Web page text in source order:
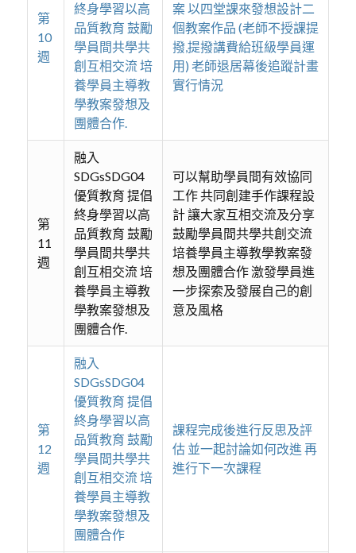
第
10
週
終身學習以高
品質教育 鼓勵
學員間共學共
創互相交流 培
養學員主導教
學教案發想及
團體合作.
案 以四堂課來發想設計二
個教案作品 (老師不授課提
撥,提撥講費給班級學員運
用) 老師退居幕後追蹤計畫
實行情況
第
11
週
融入
SDGsSDG04
優質教育 提倡
終身學習以高
品質教育 鼓勵
學員間共學共
創互相交流 培
養學員主導教
學教案發想及
團體合作.
可以幫助學員間有效協同
工作 共同創建手作課程設
計 讓大家互相交流及分享
鼓勵學員間共學共創交流
培養學員主導教學教案發
想及團體合作 激發學員進
一步探索及發展自己的創
意及風格
第
12
週
融入
SDGsSDG04
優質教育 提倡
終身學習以高
品質教育 鼓勵
學員間共學共
創互相交流 培
養學員主導教
學教案發想及
團體合作
課程完成後進行反思及評
估 並一起討論如何改進 再
進行下一次課程